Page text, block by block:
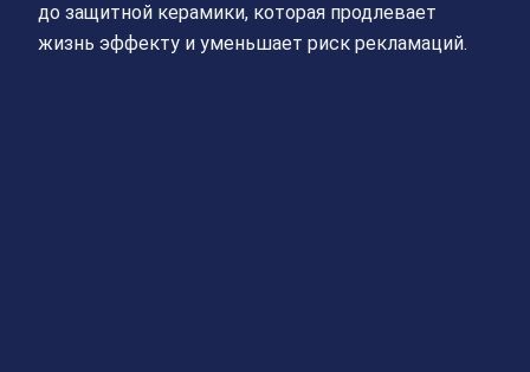
до защитной керамики, которая продлевает
жизнь эффекту и уменьшает риск рекламаций.